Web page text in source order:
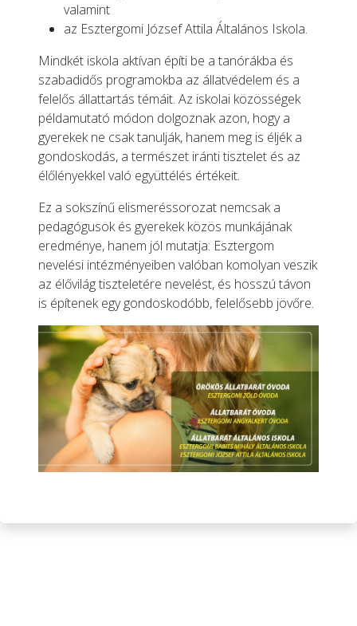
valamint
az Esztergomi József Attila Általános Iskola.
Mindkét iskola aktívan építi be a tanórákba és
szabadidős programokba az állatvédelem és a
felelős állattartás témáit. Az iskolai közösségek
példamutató módon dolgoznak azon, hogy a
gyerekek ne csak tanulják, hanem meg is éljék a
gondoskodás, a természet iránti tisztelet és az
élőlényekkel való együttélés értékeit.
Ez a sokszínű elismeréssorozat nemcsak a
pedagógusok és gyerekek közös munkájának
eredménye, hanem jól mutatja: Esztergom
nevelési intézményeiben valóban komolyan veszik
az élővilág tiszteletére nevelést, és hosszú távon
is építenek egy gondoskodóbb, felelősebb jövőre.